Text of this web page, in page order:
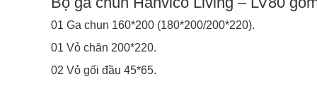
01 Ga chun 160*200 (180*200/200*220).
01 Vỏ chăn 200*220.
02 Vỏ gối đầu 45*65.